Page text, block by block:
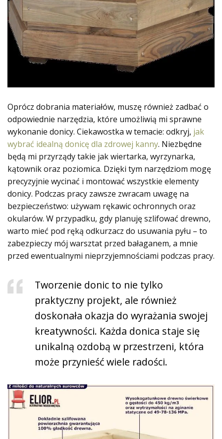
Oprócz dobrania materiałów, muszę również zadbać o
odpowiednie narzędzia, które umożliwią mi sprawne
wykonanie donicy. Ciekawostka w temacie: odkryj, jak
wybrać idealną donicę dla zdrowej kanny. Niezbędne
będą mi przyrządy takie jak wiertarka, wyrzynarka,
kątownik oraz poziomica. Dzięki tym narzędziom mogę
precyzyjnie wycinać i montować wszystkie elementy
donicy. Podczas pracy zawsze zwracam uwagę na
bezpieczeństwo: używam rękawic ochronnych oraz
okularów. W przypadku, gdy planuję szlifować drewno,
warto mieć pod ręką odkurzacz do usuwania pyłu – to
zabezpieczy mój warsztat przed bałaganem, a mnie
przed ewentualnymi nieprzyjemnościami podczas pracy.
Tworzenie donic to nie tylko
praktyczny projekt, ale również
doskonała okazja do wyrażania swojej
kreatywności. Każda donica staje się
unikalną ozdobą w przestrzeni, która
może przynieść wiele radości.